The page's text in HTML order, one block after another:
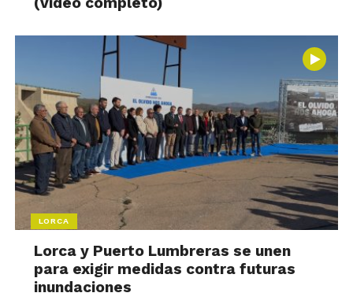
LORCA
Lorca y Puerto Lumbreras se unen
para exigir medidas contra futuras
inundaciones